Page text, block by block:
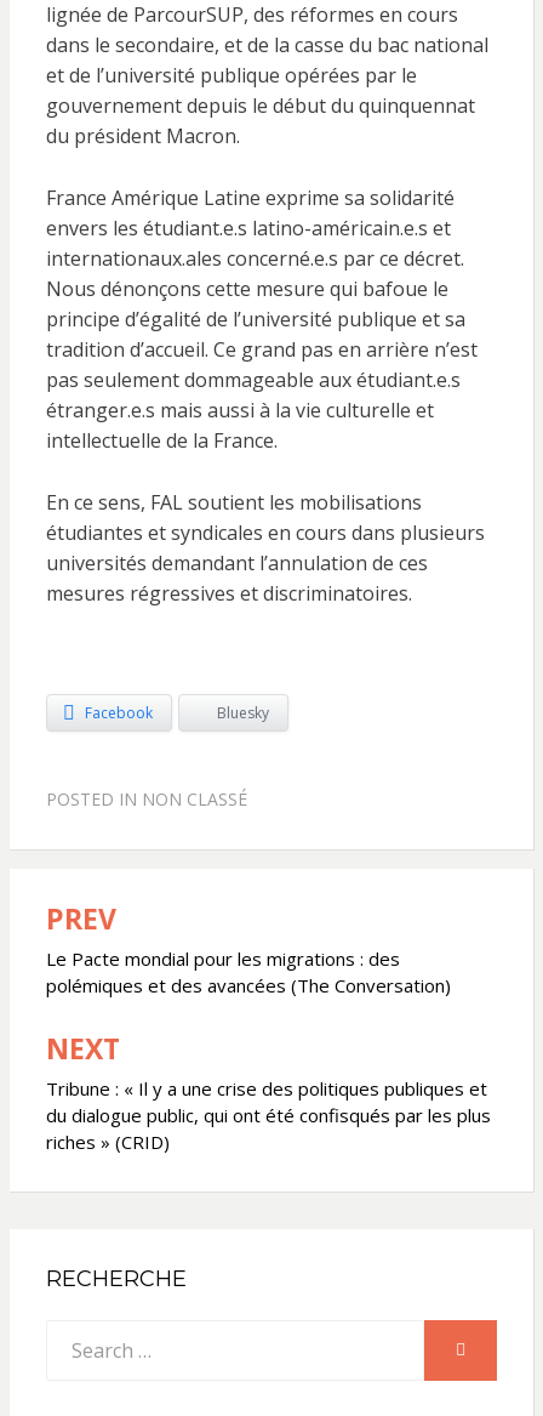
lignée de ParcourSUP, des réformes en cours
dans le secondaire, et de la casse du bac national
et de l’université publique opérées par le
gouvernement depuis le début du quinquennat
du président Macron.
France Amérique Latine exprime sa solidarité
envers les étudiant.e.s latino-américain.e.s et
internationaux.ales concerné.e.s par ce décret.
Nous dénonçons cette mesure qui bafoue le
principe d’égalité de l’université publique et sa
tradition d’accueil. Ce grand pas en arrière n’est
pas seulement dommageable aux étudiant.e.s
étranger.e.s mais aussi à la vie culturelle et
intellectuelle de la France.
En ce sens, FAL soutient les mobilisations
étudiantes et syndicales en cours dans plusieurs
universités demandant l’annulation de ces
mesures régressives et discriminatoires.
Facebook Bluesky
POSTED IN NON CLASSÉ
Navigation
de
l’article
PREV
Le Pacte mondial pour les migrations : des
polémiques et des avancées (The Conversation)
NEXT
Tribune : « Il y a une crise des politiques publiques et
du dialogue public, qui ont été confisqués par les plus
riches » (CRID)
RECHERCHE
for:
SEARCH